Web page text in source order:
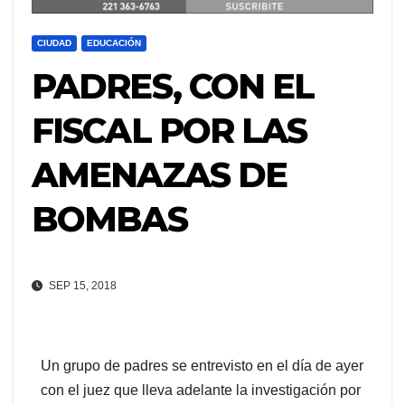
CIUDAD EDUCACIÓN
PADRES, CON EL
FISCAL POR LAS
AMENAZAS DE
BOMBAS
SEP 15, 2018
Un grupo de padres se entrevisto en el día de ayer
con el juez que lleva adelante la investigación por